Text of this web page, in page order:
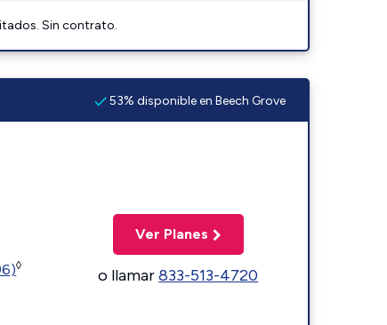
Sin contrato.
53% disponible en Beech Grove
◊
Ver Planes
o llamar833-513-4720